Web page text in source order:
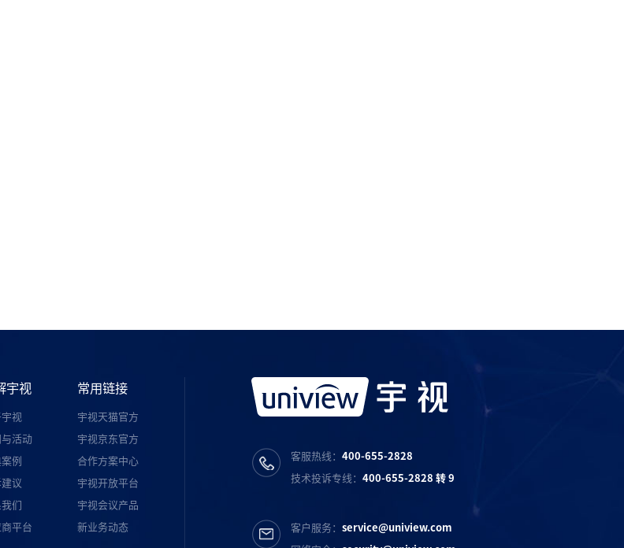
宇视
视
活动
例
议
们
平台
常用链接
宇视天猫官方
宇视京东官方
合作方案中心
宇视开放平台
宇视会议产品
新业务动态
客服热线：400-655-2828
技术投诉专线：400-655-2828 转 9
客户服务：service@uniview.com